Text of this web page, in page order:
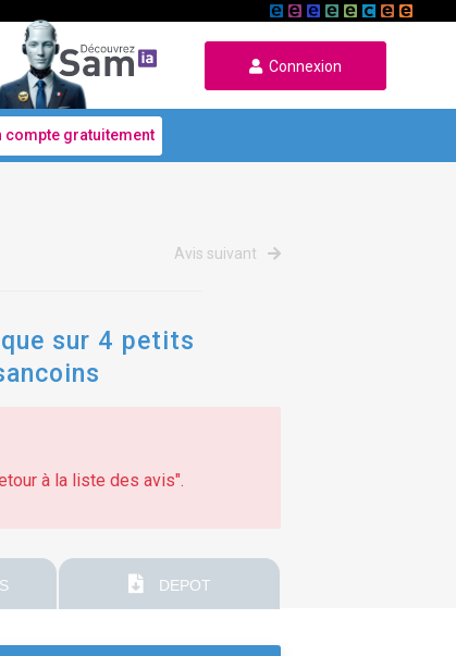
Connexion
compte gratuitement
Avis suivant
sur 4 petits
à la liste des avis".
DEPOT